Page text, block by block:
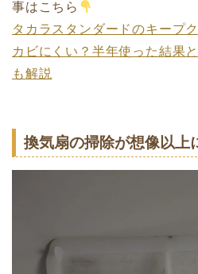
事はこちら
タカラスタンダードのキープ
カビにくい？半年使った結果
も解説
換気扇の掃除が想像以上